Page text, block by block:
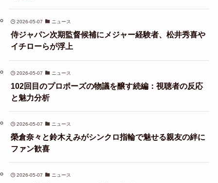
2026-05-07 ニュース
侍ジャパン次期監督候補にメジャー経験者、松井秀喜や
イチローらが浮上
2026-05-07 ニュース
102回目のプロポーズの物議を醸す続編：視聴者の反応
と魅力分析
2026-05-07 ニュース
榮倉奈々と鈴木えみがシンクロ指輪で魅せる親友の絆に
ファン歓喜
2026-05-07 ニュース